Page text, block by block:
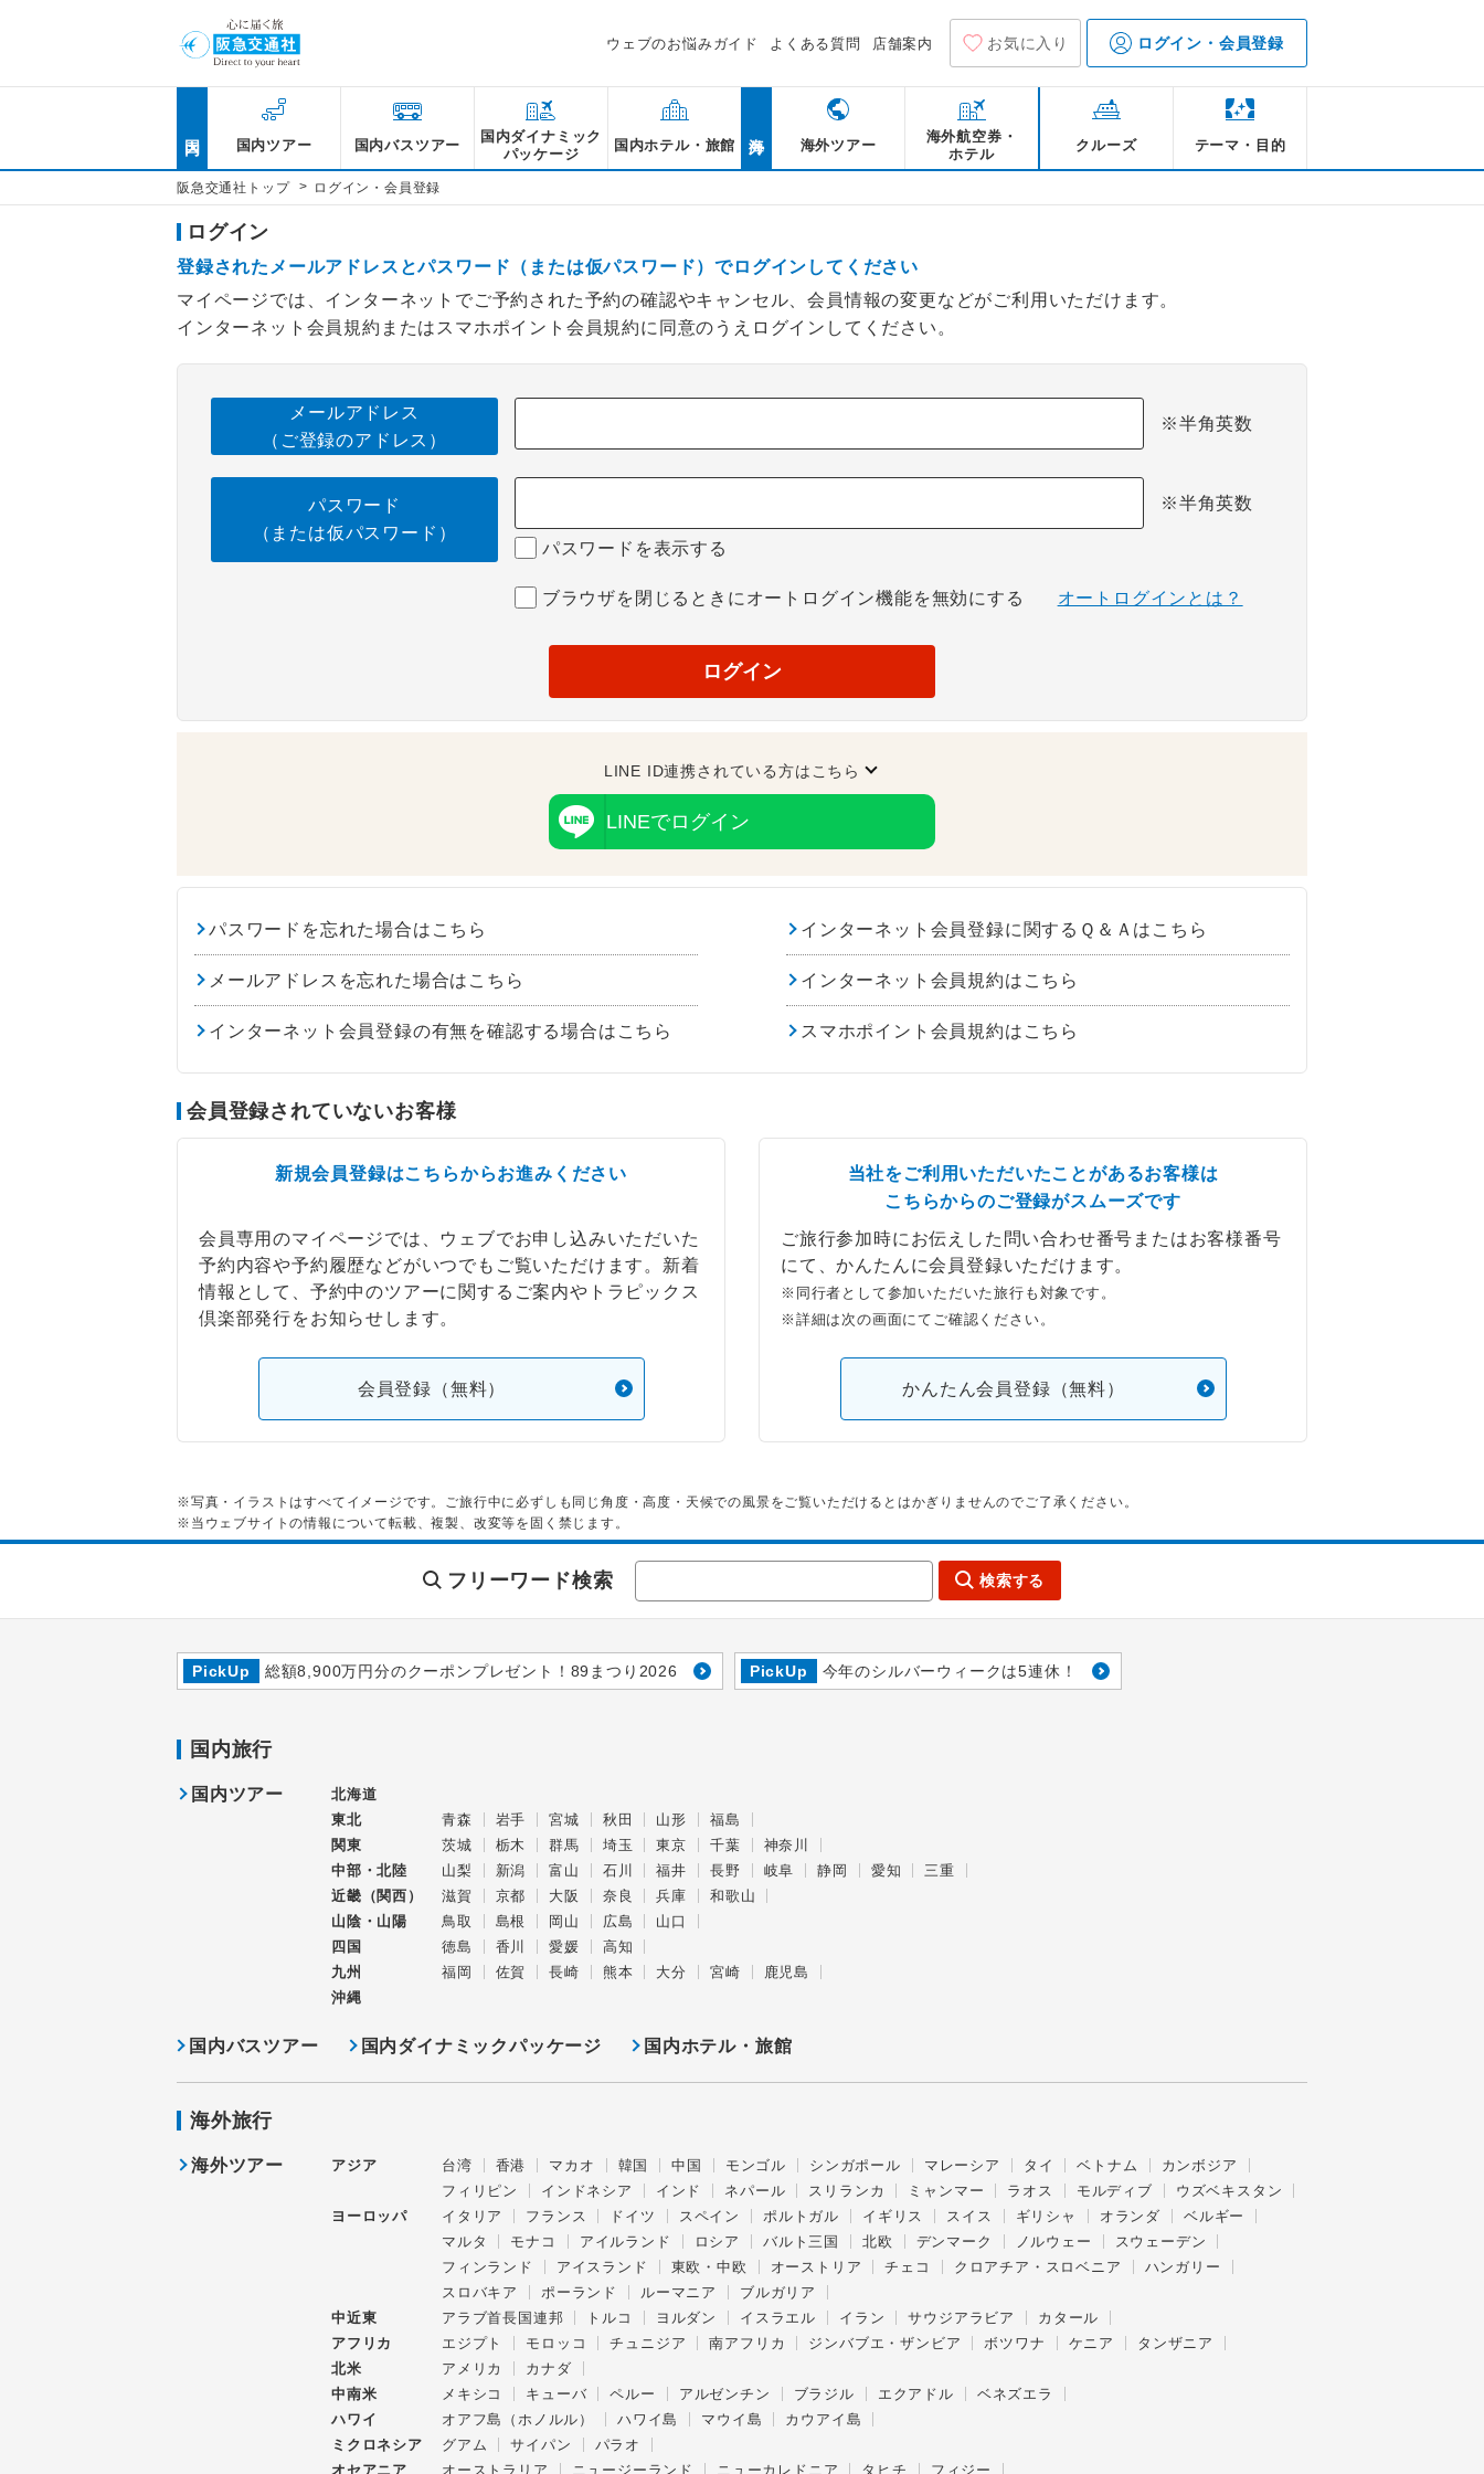
ウェブのお悩みガイド よくある質問 店舗案内 お気に入り ログイン・会員登録
国内ツアー 国内バスツアー
国内ダイナミック
パッケージ
国内ホテル・旅館 海外ツアー
海外航空券・
ホテル
クルーズ テーマ・目的
阪急交通社トップ > ログイン・会員登録
ログイン
登録されたメールアドレスとパスワード（または仮パスワード）でログインしてください
マイページでは、インターネットでご予約された予約の確認やキャンセル、会員情報の変更などがご利用いただけます。
インターネット会員規約またはスマホポイント会員規約に同意のうえログインしてください。
メールアドレス
（ご登録のアドレス）
※半角英数
パスワード
（または仮パスワード）
※半角英数
パスワードを表示する
ブラウザを閉じるときにオートログイン機能を無効にする オートログインとは？
ログイン
LINE ID連携されている方はこちら
LINEでログイン
パスワードを忘れた場合はこちら インターネット会員登録に関するＱ＆Ａはこちら
メールアドレスを忘れた場合はこちら インターネット会員規約はこちら
インターネット会員登録の有無を確認する場合はこちら スマホポイント会員規約はこちら
会員登録されていないお客様
新規会員登録はこちらからお進みください
会員専用のマイページでは、ウェブでお申し込みいただいた
予約内容や予約履歴などがいつでもご覧いただけます。新着
情報として、予約中のツアーに関するご案内やトラピックス
倶楽部発行をお知らせします。
会員登録（無料）
当社をご利用いただいたことがあるお客様は
こちらからのご登録がスムーズです
ご旅行参加時にお伝えした問い合わせ番号またはお客様番号
にて、かんたんに会員登録いただけます。
※同行者として参加いただいた旅行も対象です。
※詳細は次の画面にてご確認ください。
かんたん会員登録（無料）
※写真・イラストはすべてイメージです。ご旅行中に必ずしも同じ角度・高度・天候での風景をご覧いただけるとはかぎりませんのでご了承ください。
※当ウェブサイトの情報について転載、複製、改変等を固く禁じます。
フリーワード検索 検索する
PickUp 総額8,900万円分のクーポンプレゼント！89まつり2026 PickUp 今年のシルバーウィークは5連休！
国内旅行
国内ツアー
北海道
東北
青森 岩手 宮城 秋田 山形
福島
関東
茨城 栃木 群馬 埼玉 東京 千葉
神奈川
中部・北陸
山梨 新潟 富山 石川 福井 長野 岐阜 静岡 愛知
三重
近畿（関西）
滋賀 京都 大阪 奈良 兵庫
和歌山
山陰・山陽
鳥取 島根 岡山 広島
山口
四国
徳島 香川 愛媛
高知
九州
福岡 佐賀 長崎 熊本 大分 宮崎
鹿児島
沖縄
国内バスツアー 国内ダイナミックパッケージ 国内ホテル・旅館
海外旅行
海外ツアー アジア 台湾 香港 マカオ 韓国 中国 モンゴル シンガポール マレーシア タイ ベトナム
カンボジア
フィリピン
インドネシア インド ネパール スリランカ ミャンマー ラオス モルディブ
ウズベキスタン
ヨーロッパ
イタリア フランス ドイツ スペイン ポルトガル イギリス スイス ギリシャ オランダ
ベルギー
マルタ
モナコ アイルランド ロシア バルト三国 北欧 デンマーク ノルウェー
スウェーデン
フィンランド
アイスランド 東欧・中欧 オーストリア チェコ クロアチア・スロベニア
ハンガリー
スロバキア
ポーランド ルーマニア
ブルガリア
中近東
アラブ首長国連邦 トルコ ヨルダン イスラエル イラン サウジアラビア
カタール
アフリカ
エジプト モロッコ チュニジア 南アフリカ ジンバブエ・ザンビア ボツワナ ケニア
タンザニア
北米
アメリカ
カナダ
中南米
メキシコ キューバ ペルー アルゼンチン ブラジル エクアドル
ベネズエラ
ハワイ
オアフ島（ホノルル） ハワイ島 マウイ島
カウアイ島
ミクロネシア
グアム サイパン
パラオ
オセアニア
オーストラリア ニュージーランド ニューカレドニア タヒチ フィジー